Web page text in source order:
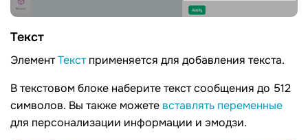
Текст
ЭлементТекстприменяется для добавления текста.
В текстовом блоке наберите текст сообщения до 512
символов. Вы также можете вставлять переменные
для персонализации информации и эмодзи.